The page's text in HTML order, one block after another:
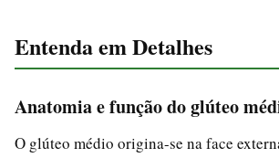
Entenda em Detalhes
Anatomia e função do glúteo
O glúteo médio origina-se na face